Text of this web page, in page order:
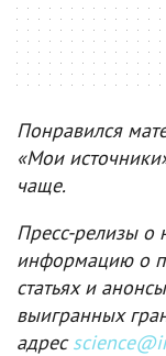
Понравился
«Мои
чаще.
Пресс-релизы о
информацию о
статьях и
выигранных
адрес